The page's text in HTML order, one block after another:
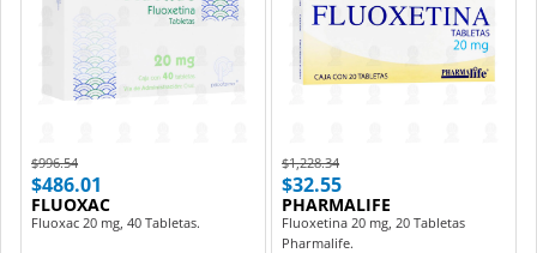
Price reduced from
$996.54to
$486.01
FLUOXAC
Fluoxac 20 mg, 40 Tabletas.
Price reduced from
$1,228.34to
$32.55
PHARMALIFE
Fluoxetina 20 mg, 20 Tabletas
Pharmalife.